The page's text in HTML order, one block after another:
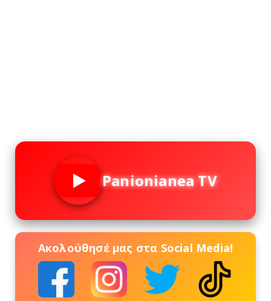
Panionianea TV
Ακολούθησέ μας στα Social Media!